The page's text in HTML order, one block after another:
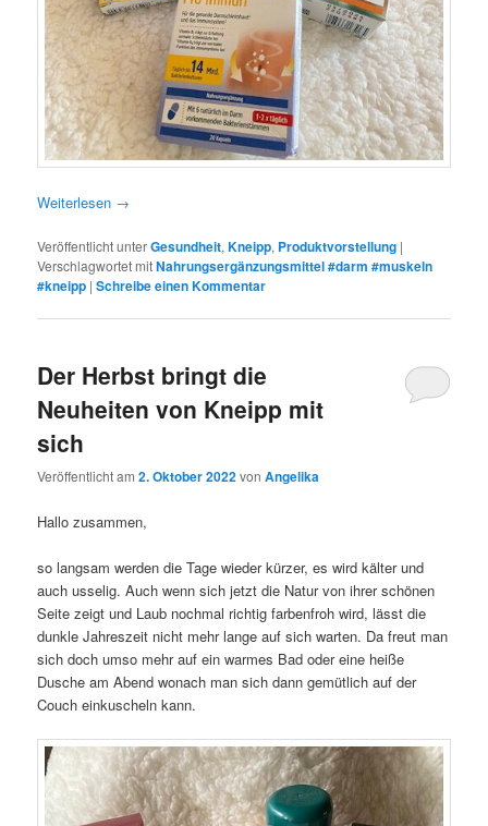
Weiterlesen →
Veröffentlicht unterGesundheit,Kneipp, Produktvorstellung |
Verschlagwortet mitNahrungsergänzungsmittel #darm #muskeln
#kneipp |Schreibe einen Kommentar
Der Herbst bringt die
Neuheiten von Kneipp mit
sich
Veröffentlicht am2. Oktober 2022vonAngelika
Hallo zusammen,
so langsam werden die Tage wieder kürzer, es wird kälter und
auch usselig. Auch wenn sich jetzt die Natur von ihrer schönen
Seite zeigt und Laub nochmal richtig farbenfroh wird, lässt die
dunkle Jahreszeit nicht mehr lange auf sich warten. Da freut man
sich doch umso mehr auf ein warmes Bad oder eine heiße
Dusche am Abend wonach man sich dann gemütlich auf der
Couch einkuscheln kann.